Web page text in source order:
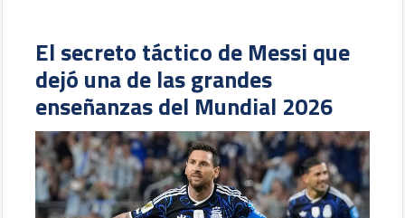
El secreto táctico de Messi que
dejó una de las grandes
enseñanzas del Mundial 2026